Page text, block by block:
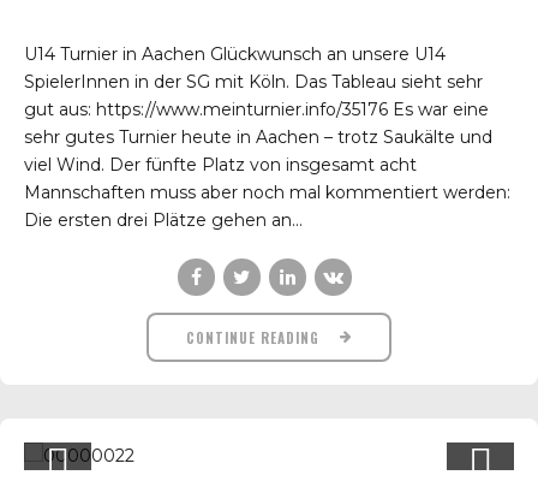
U14 Turnier in Aachen Glückwunsch an unsere U14
SpielerInnen in der SG mit Köln. Das Tableau sieht sehr
gut aus: https://www.meinturnier.info/35176 Es war eine
sehr gutes Turnier heute in Aachen – trotz Saukälte und
viel Wind. Der fünfte Platz von insgesamt acht
Mannschaften muss aber noch mal kommentiert werden:
Die ersten drei Plätze gehen an...
CONTINUE READING